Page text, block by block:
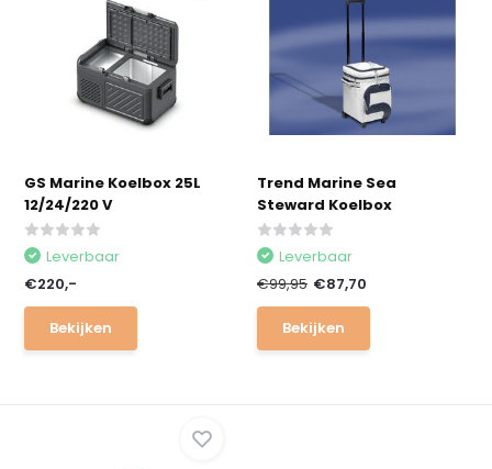
GS Marine Koelbox 25L
12/24/220 V
Leverbaar
€220,-
Bekijken
Trend Marine Sea
Steward Koelbox
Leverbaar
€99,95 €87,70
Bekijken